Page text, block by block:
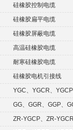
硅橡胶控制电缆
硅橡胶扁平电缆
硅橡胶屏蔽电缆
高温硅橡胶电缆
耐寒硅橡胶电缆
硅橡胶电机引接线
YGC、YGCR、YGCP
YGCRP
GG、GGR、GGP、
GGRP
ZR-YGCP、ZR-